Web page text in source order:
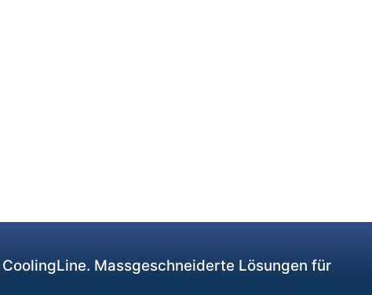
Massgeschneiderte Lösungen für